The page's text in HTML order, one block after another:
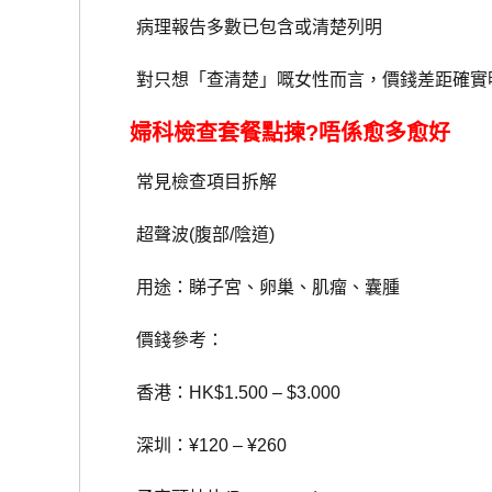
病理報告多數已包含或清楚列明
對只想「查清楚」嘅女性而言，價錢差距確實
婦科檢查套餐點揀?唔係愈多愈好
常見檢查項目拆解
超聲波(腹部/陰道)
用途：睇子宮、卵巢、肌瘤、囊腫
價錢參考：
香港：HK$1.500 – $3.000
深圳：¥120 – ¥260